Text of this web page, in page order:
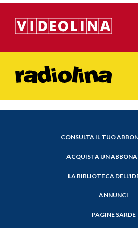
CONSULTA IL TUO
ACQUISTA UN
LA BIBLIOTECA
ANNUNCI
PAGINE SARDE